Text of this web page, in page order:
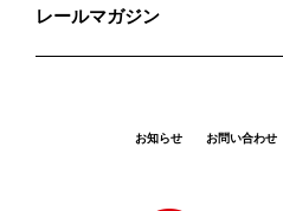
レールマガジン
お知らせ お問い合わせ